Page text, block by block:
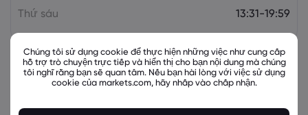
Thứ sáu 13:31-19:59
Các công cụ liên quan
% Thay đổi
Chúng tôi sử dụng cookie để thực hiện những việc như cung cấp
hỗ trợ trò chuyện trực tiếp và hiển thị cho bạn nội dung mà chúng
tôi nghĩ rằng bạn sẽ quan tâm. Nếu bạn hài lòng với việc sử dụng
cookie của markets.com, hãy nhấp vào chấp nhận.